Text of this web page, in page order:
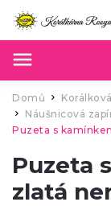
Domů /
/
Náušnicová
Puzeta s
Puzeta
zlatá